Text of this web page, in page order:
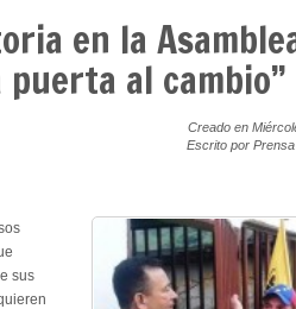
en la
al cambio”
Creado en
Escrito por
sus